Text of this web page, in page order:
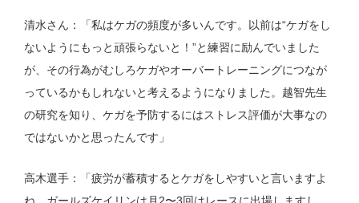
清水さん：「私はケガの頻度が多いんです。以前は“ケガをし
ないようにもっと頑張らないと！”と練習に励んでいました
が、その行為がむしろケガやオーバートレーニングにつなが
っているかもしれないと考えるようになりました。越智先生
の研究を知り、ケガを予防するにはストレス評価が大事なの
ではないかと思ったんです」
高木選手：「疲労が蓄積するとケガをしやすいと言いますよ